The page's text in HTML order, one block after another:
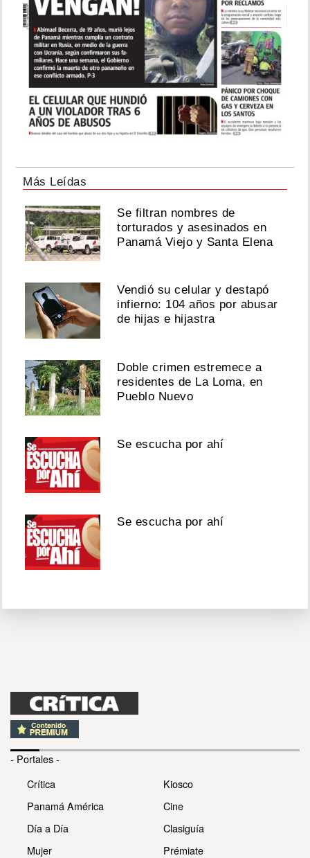
Más Leídas
Se filtran nombres de
torturados y asesinados en
Panamá Viejo y Santa Elena
Vendió su celular y destapó
infierno: 104 años por abusar
de hijas e hijastra
Doble crimen estremece a
residentes de La Loma, en
Pueblo Nuevo
Se escucha por ahí
Se escucha por ahí
- Portales -
Crítica
Panamá América
Día a Día
Mujer
Kiosco
Cine
Clasiguía
Prémiate